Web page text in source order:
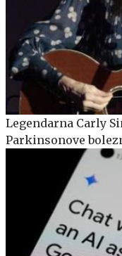
Legendarna Carly
Parkinsonove